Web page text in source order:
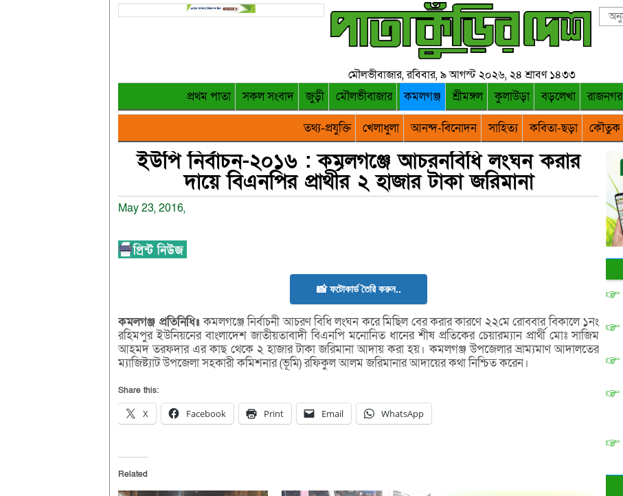
মৌলভীবাজার, রবিবার, ৯ আগস্ট ২০২৬, ২৪ শ্রাবণ ১৪৩৩
প্রথম পাতা সকল সংবাদ জুড়ী মৌলভীবাজার কমলগঞ্জ শ্রীমঙ্গল কুলাউড়া বড়লেখা রাজনগর
তথ্য-প্রযুক্তি
খেলাধুলা আনন্দ-বিনোদন সাহিত্য কবিতা-ছড়া কৌতুক
ইউপি নির্বাচন-২০১৬ : কমলগঞ্জে আচরনবিধি লংঘন করার
দায়ে বিএনপির প্রার্থীর ২ হাজার টাকা জরিমানা
May 23, 2016,
📸 ফটোকার্ড তৈরি করুন..
কমলগঞ্জ প্রতিনিধি॥কমলগঞ্জে নির্বাচনী আচরণ বিধি লংঘন করে মিছিল বের করার কারণে ২২মে রোববার বিকালে ১নং
রহিমপুর ইউনিয়নের বাংলাদেশ জাতীয়তাবাদী বিএনপি মনোনিত ধানের শীষ প্রতিকের চেয়ারম্যান প্রার্থী মোঃ সাজিম
আহমদ তরফদার এর কাছ থেকে ২ হাজার টাকা জরিমানা আদায় করা হয়। কমলগঞ্জ উপজেলার ভ্রাম্যমাণ আদালতের
ম্যাজিষ্ট্যাট উপজেলা সহকারী কমিশনার (ভূমি) রফিকুল আলম জরিমানার আদায়ের কথা নিশ্চিত করেন।
Share this:
X Facebook Print Email WhatsApp
Related